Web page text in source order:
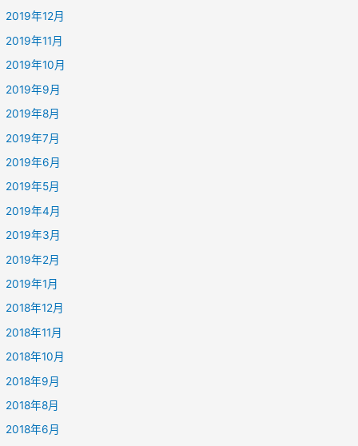
2019年12月
2019年11月
2019年10月
2019年9月
2019年8月
2019年7月
2019年6月
2019年5月
2019年4月
2019年3月
2019年2月
2019年1月
2018年12月
2018年11月
2018年10月
2018年9月
2018年8月
2018年6月